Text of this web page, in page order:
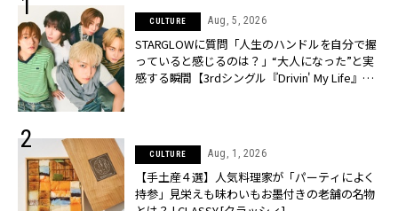
CULTURE Aug, 5, 2026
STARGLOWに質問「人生のハンドルを自分で握
っていると感じるのは？」“大️人になった”と実
感する瞬間【3rdシングル『Drivin' My Life』発
CULTURE Aug, 1, 2026
【手土産４選】人気料理家が「パーティによく
持参」見栄えも味わいもお墨付きの老舗の名物